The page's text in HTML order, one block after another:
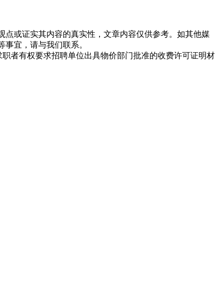
或证实其内容的真实性，文章内容仅供参考。如其他媒
宜，请与我们联系。
者有权要求招聘单位出具物价部门批准的收费许可证明材